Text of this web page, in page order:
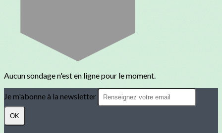
Aucun sondage n'est en ligne pour le moment.
Je m'abonne à la newsletter
OK